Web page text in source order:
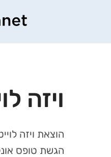
ויזה
הוצאת ויזה לוייטנאם תוך 1-
הגשת טופס